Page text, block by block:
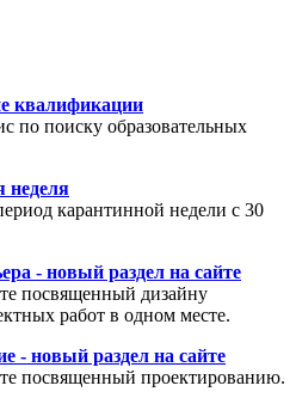
квалификации
по поиску образовательных
неделя
карантинной недели c 30
- новый раздел на сайте
посвященный дизайну
работ в одном месте.
- новый раздел на сайте
посвященный проектированию.